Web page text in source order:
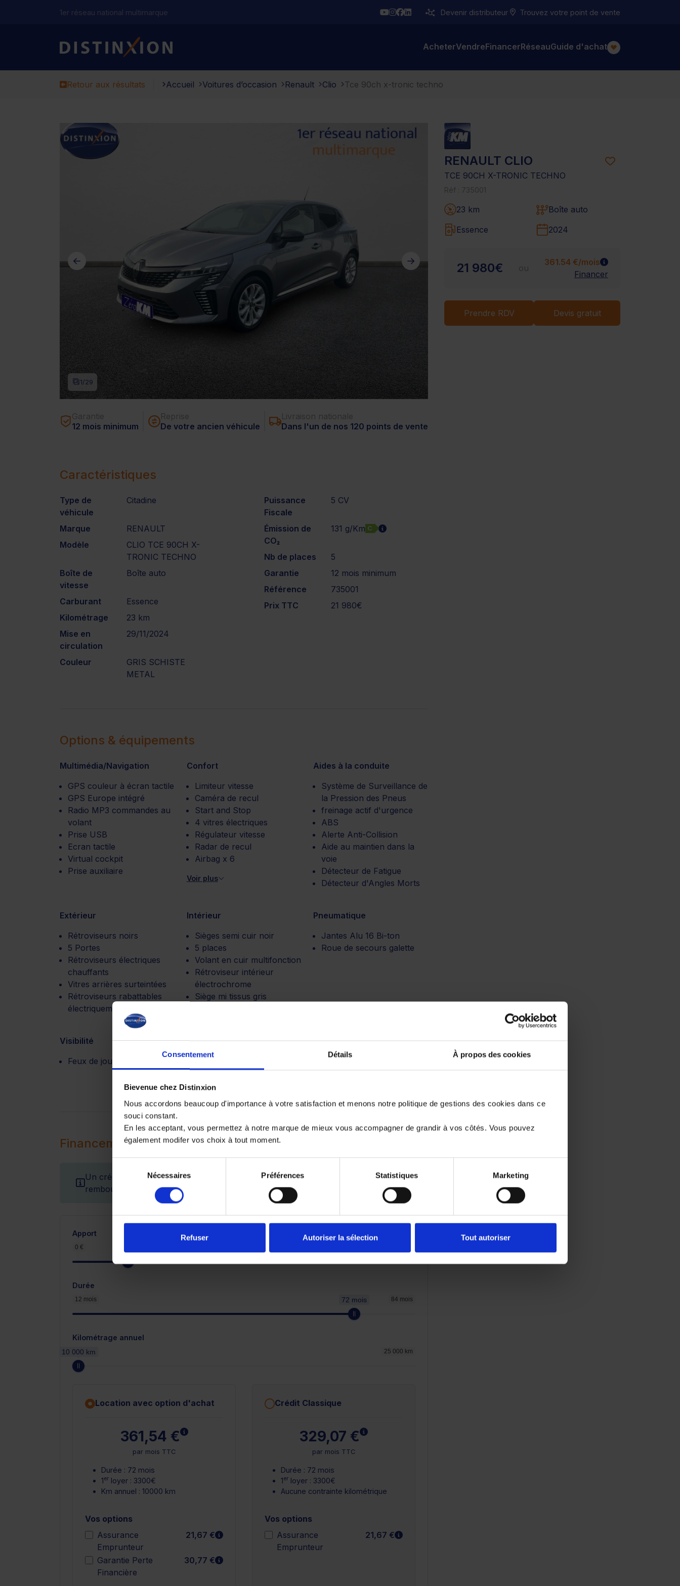
Consentement Détails À propos des cookies
Bievenue chez Distinxion
Nous accordons beaucoup d'importance à votre satisfaction et menons notre politique de gestions des cookies dans ce
souci constant.
En les acceptant, vous permettez à notre marque de mieux vous accompagner de grandir à vos côtés. Vous pouvez
également modifer vos choix à tout moment.
consentement
Nécessaires Préférences Statistiques Marketing
Refuser Autoriser la sélection Tout autoriser
1er réseau national multimarque YouTube
Instagram
Facebook
LinkedinDevenir distributeur Trouvez votre point de vente
Distinxion AcheterVendreFinancerRéseauGuide d'achat
Retour aux résultats Accueil Voitures d’occasion Renault Clio Tce 90ch x-tronic techno
RENAULT CLIO
TCE 90CH X-TRONIC TECHNO
23 km
Boîte auto
Essence
2024
21 980€
361.54 €/mois
Financer
Prendre RDV Devis gratuit
Chargement...
1/29
12 mois minimum
De votre ancien véhicule
Dans l'un de nos 120 points de vente
Caractéristiques
Type de
véhicule
Citadine
Marque
RENAULT
Modèle
CLIO TCE 90CH X-
TRONIC TECHNO
Boîte de
vitesse
Boîte auto
Carburant
Essence
Kilométrage
23 km
Mise en
circulation
29/11/2024
Couleur
GRIS SCHISTE
METAL
Puissance
Fiscale
5 CV
Émission de
CO₂
131 g/Km C
Nb de places
5
Garantie
12 mois minimum
Référence
735001
Prix TTC
21 980€
Options & équipements
Multimédia/Navigation
GPS couleur à écran tactile
GPS Europe intégré
Radio MP3 commandes au
volant
Prise USB
Ecran tactile
Virtual cockpit
Prise auxiliaire
Confort
Limiteur vitesse
Caméra de recul
Start and Stop
4 vitres électriques
Régulateur vitesse
Radar de recul
Airbag x 6
Voir plus
Aides à la conduite
Système de Surveillance de
la Pression des Pneus
freinage actif d'urgence
ABS
Alerte Anti-Collision
Aide au maintien dans la
voie
Détecteur de Fatigue
Détecteur d'Angles Morts
Extérieur
Rétroviseurs noirs
5 Portes
Rétroviseurs électriques
chauffants
Vitres arrières surteintées
Rétroviseurs rabattables
électriquement
Intérieur
Sièges semi cuir noir
5 places
Volant en cuir multifonction
Rétroviseur intérieur
électrochrome
Siège mi tissus gris
Pneumatique
Jantes Alu 16 Bi-ton
Roue de secours galette
Visibilité
Feux de jour à led
Motorisation
Boite de vitesses
automatique
Autres
ESP
Financement
Un crédit vous engage et doit être remboursé. Vérifiez vos capacités de
remboursement avant de vous engager.
Apport
0 €
Durée
12 mois 84 mois
72 mois
Kilométrage annuel
25 000 km
10 000 km
Location avec option d'achat
361,54 € En savoir plus
par mois TTC
Durée : 72 mois
1er loyer : 3300€
Km annuel : 10000 km
Vos options
Assurance
Emprunteur
21,67 € En savoir plus
Garantie Perte
Financière
30,77 € En savoir plus
Crédit Classique
329,07 € En savoir plus
par mois TTC
Durée : 72 mois
1er loyer : 3300€
Aucune contrainte kilométrique
Vos options
Assurance
Emprunteur
21,67 € En savoir plus